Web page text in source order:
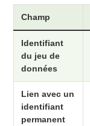
Champ
Identifiant
du jeu de
données
Lien avec un
identifiant
permanent